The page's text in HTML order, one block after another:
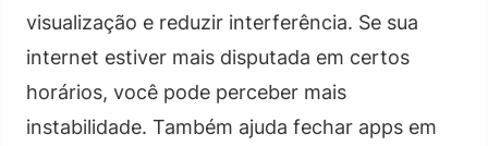
visualização e reduzir interferência. Se sua
internet estiver mais disputada em certos
horários, você pode perceber mais
instabilidade. Também ajuda fechar apps em